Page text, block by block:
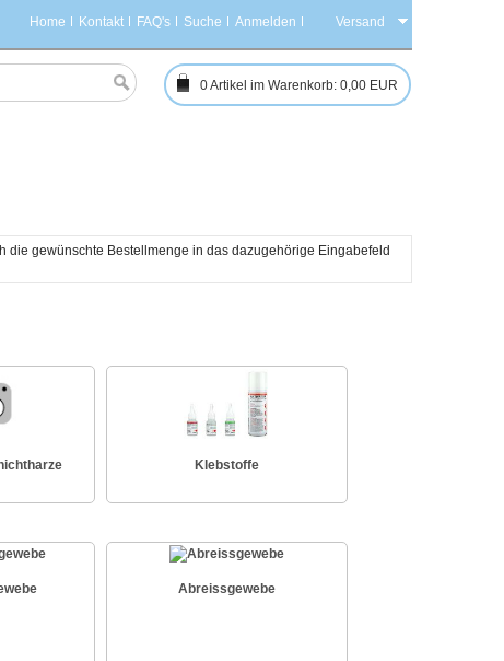
Versand
Home Kontakt FAQ's Suche Anmelden
0Artikel im Warenkorb: 0,00 EUR
die gewünschte Bestellmenge in das dazugehörige Eingabefeld
Klebstoffe
Abreissgewebe